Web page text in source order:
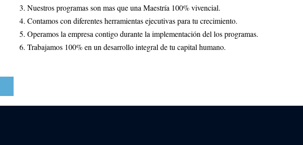
Nuestros programas son mas que una Maestría 100% vivencial.
Contamos con diferentes herramientas ejecutivas para tu crecimiento.
Operamos la empresa contigo durante la implementación del los programas.
Trabajamos 100% en un desarrollo integral de tu capital humano.